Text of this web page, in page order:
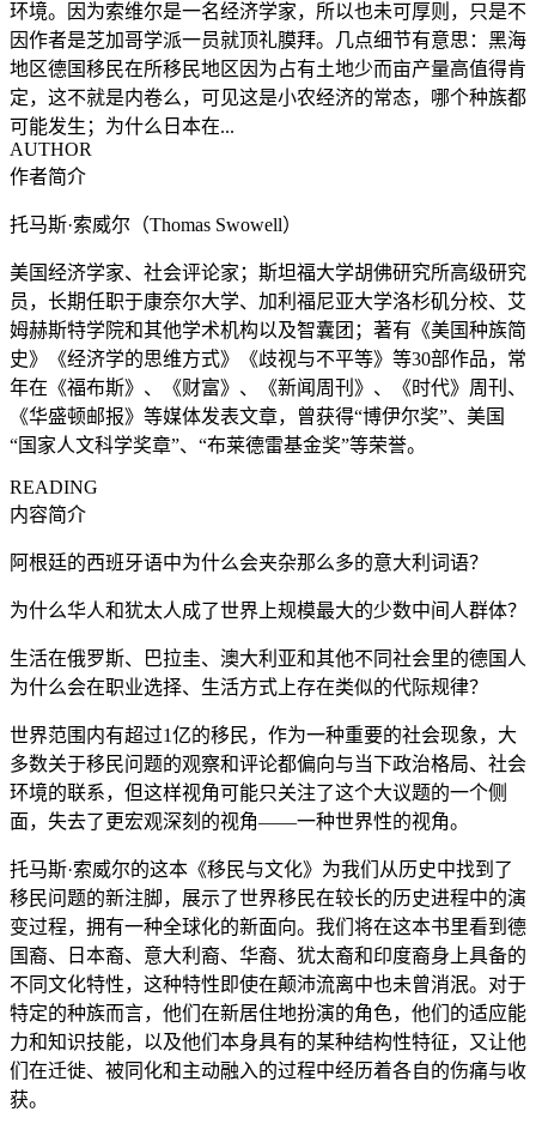
环境。因为索维尔是一名经济学家，所以也未可厚则，只是不
因作者是芝加哥学派一员就顶礼膜拜。几点细节有意思：黑海
地区德国移民在所移民地区因为占有土地少而亩产量高值得肯
定，这不就是内卷么，可见这是小农经济的常态，哪个种族都
可能发生；为什么日本在...
AUTHOR
作者简介
托马斯·索威尔（Thomas Swowell）
美国经济学家、社会评论家；斯坦福大学胡佛研究所高级研究
员，长期任职于康奈尔大学、加利福尼亚大学洛杉矶分校、艾
姆赫斯特学院和其他学术机构以及智囊团；著有《美国种族简
史》《经济学的思维方式》《歧视与不平等》等30部作品，常
年在《福布斯》、《财富》、《新闻周刊》、《时代》周刊、
《华盛顿邮报》等媒体发表文章，曾获得“博伊尔奖”、美国
“国家人文科学奖章”、“布莱德雷基金奖”等荣誉。
READING
内容简介
阿根廷的西班牙语中为什么会夹杂那么多的意大利词语？
为什么华人和犹太人成了世界上规模最大的少数中间人群体？
生活在俄罗斯、巴拉圭、澳大利亚和其他不同社会里的德国人
为什么会在职业选择、生活方式上存在类似的代际规律？
世界范围内有超过1亿的移民，作为一种重要的社会现象，大
多数关于移民问题的观察和评论都偏向与当下政治格局、社会
环境的联系，但这样视角可能只关注了这个大议题的一个侧
面，失去了更宏观深刻的视角——一种世界性的视角。
托马斯·索威尔的这本《移民与文化》为我们从历史中找到了
移民问题的新注脚，展示了世界移民在较长的历史进程中的演
变过程，拥有一种全球化的新面向。我们将在这本书里看到德
国裔、日本裔、意大利裔、华裔、犹太裔和印度裔身上具备的
不同文化特性，这种特性即使在颠沛流离中也未曾消泯。对于
特定的种族而言，他们在新居住地扮演的角色，他们的适应能
力和知识技能，以及他们本身具有的某种结构性特征，又让他
们在迁徙、被同化和主动融入的过程中经历着各自的伤痛与收
获。